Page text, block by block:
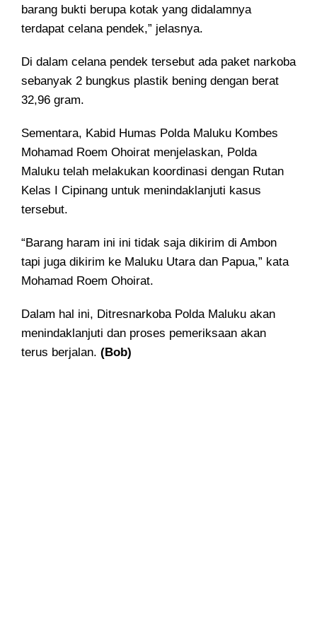
barang bukti berupa kotak yang didalamnya
terdapat celana pendek,” jelasnya.
Di dalam celana pendek tersebut ada paket narkoba
sebanyak 2 bungkus plastik bening dengan berat
32,96 gram.
Sementara, Kabid Humas Polda Maluku Kombes
Mohamad Roem Ohoirat menjelaskan, Polda
Maluku telah melakukan koordinasi dengan Rutan
Kelas I Cipinang untuk menindaklanjuti kasus
tersebut.
“Barang haram ini ini tidak saja dikirim di Ambon
tapi juga dikirim ke Maluku Utara dan Papua,” kata
Mohamad Roem Ohoirat.
Dalam hal ini, Ditresnarkoba Polda Maluku akan
menindaklanjuti dan proses pemeriksaan akan
terus berjalan. (Bob)